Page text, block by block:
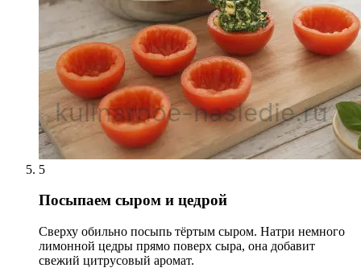
5
Посыпаем сыром и цедрой
Сверху обильно посыпь тёртым сыром. Натри немного
лимонной цедры прямо поверх сыра, она добавит
свежий цитрусовый аромат.